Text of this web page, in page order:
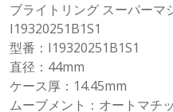
ブライトリング スーパーマ
I19320251B1S1
型番：I19320251B1S1
直径：44mm
ケース厚：14.45mm
ムーブメント：オートマチ